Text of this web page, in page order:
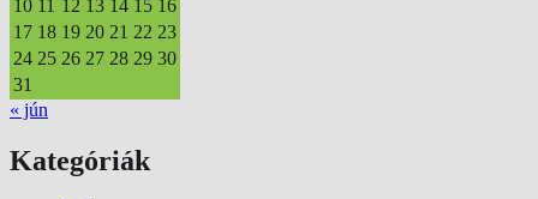
10 11 12 13 14 15 16
17 18 19 20 21 22 23
24 25 26 27 28 29 30
31
« jún
Kategóriák